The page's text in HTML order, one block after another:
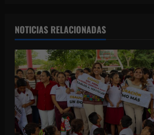
a
c
i
ó
n
d
NOTICIAS RELACIONADAS